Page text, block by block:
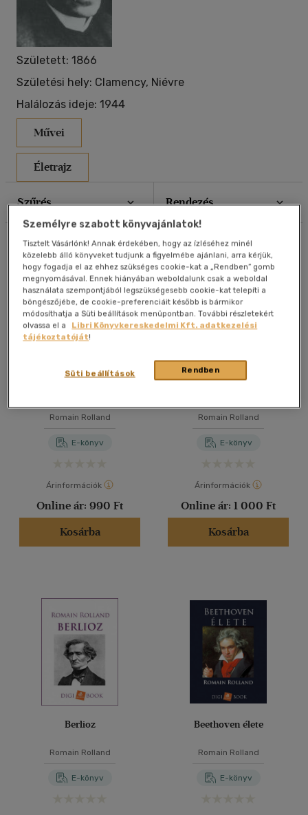
Született: 1866
Születési hely: Clamency, Niévre
Halálozás ideje: 1944
Művei
Életrajz
Szűrés Rendezés
40 db / oldal
Összesen14db
Romain Rolland
E-könyv
Árinformációk
Online ár: 990 Ft
Kosárba
Romain Rolland
E-könyv
Árinformációk
Online ár: 1 000 Ft
Kosárba
Berlioz
Romain Rolland
E-könyv
Beethoven élete
Romain Rolland
E-könyv
Személyre szabott könyvajánlatok!
Tisztelt Vásárlónk! Annak érdekében, hogy az ízléséhez minél
közelebb álló könyveket tudjunk a figyelmébe ajánlani, arra kérjük,
hogy fogadja el az ehhez szükséges cookie-kat a „Rendben” gomb
megnyomásával. Ennek hiányában weboldalunk csak a weboldal
használata szempontjából legszükségesebb cookie-kat telepíti a
böngészőjébe, de cookie-preferenciáit később is bármikor
módosíthatja a Süti beállítások menüpontban. További részletekért
olvassa el a
Libri Könyvkereskedelmi Kft. adatkezelési
tájékoztatóját!
Rendben
Süti beállítások